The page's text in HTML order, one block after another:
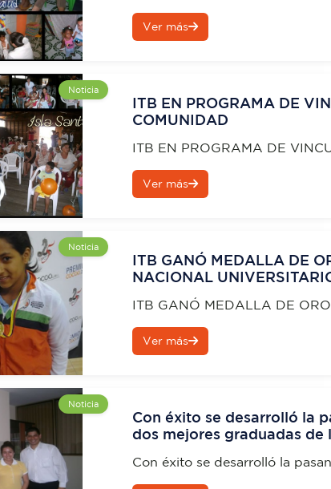
CON EL PROGRAMA
Ver más
Noticia
ITB EN PROGRAMA DE
COMUNIDAD
ITB EN PROGRAMA DE
Ver más
Noticia
ITB GANÓ MEDALLA DE
NACIONAL
SUPERIORES
ITB GANÓ MEDALLA DE
UNIVERSITARIO Y ESCUELAS
Ver más
Noticia
Con éxito se desarrolló la
dos mejores graduadas
Con éxito se desarrolló la